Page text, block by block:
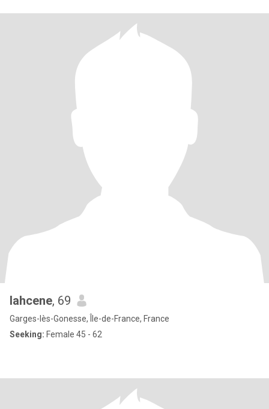
lahcene, 69
Garges-lès-Gonesse, Île-de-France, France
Seeking: Female 45 - 62